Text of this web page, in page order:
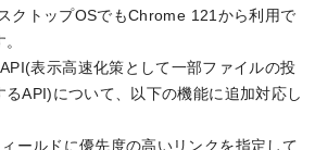
クトップOSでもChrome 121から利用で
表示高速化策として一部ファイルの投
るAPI)について、以下の機能に追加対応し
ールドに優先度の高いリンクを指定して